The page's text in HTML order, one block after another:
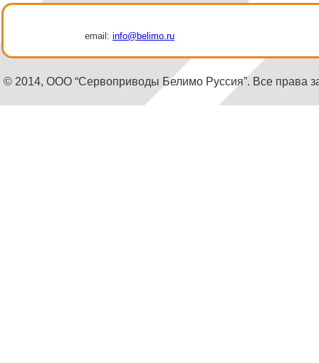
email: info@belimo.ru
© 2014, ООО “Сервоприводы Белимо Руссия”. Все права